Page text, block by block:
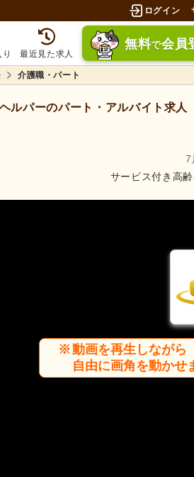
ログイン
最近見た求人
無料で会員
介護職・パート
ルパーのパート・アルバイト求人
7
サービス付き高
動画を再生しながら
自由に画角を動かせ